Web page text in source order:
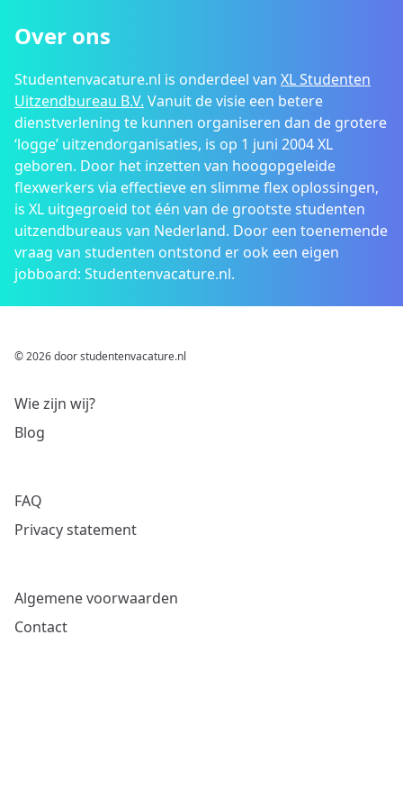
Over ons
Studentenvacature.nl is onderdeel van XL Studenten
Uitzendbureau B.V. Vanuit de visie een betere
dienstverlening te kunnen organiseren dan de grotere
‘logge’ uitzendorganisaties, is op 1 juni 2004 XL
geboren. Door het inzetten van hoogopgeleide
flexwerkers via effectieve en slimme flex oplossingen,
is XL uitgegroeid tot één van de grootste studenten
uitzendbureaus van Nederland. Door een toenemende
vraag van studenten ontstond er ook een eigen
jobboard: Studentenvacature.nl.
© 2026 door studentenvacature.nl
Wie zijn wij?
Blog
FAQ
Privacy statement
Algemene voorwaarden
Contact